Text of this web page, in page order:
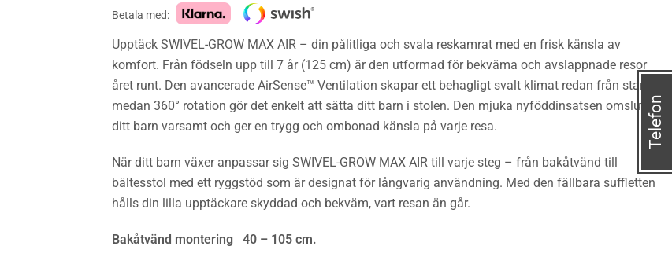
Betala med:
Upptäck SWIVEL-GROW MAX AIR – din pålitliga och svala reskamrat med en frisk känsla av
komfort. Från födseln upp till 7 år (125 cm) är den utformad för bekväma och avslappnade resor
året runt. Den avancerade AirSense™ Ventilation skapar ett behagligt svalt klimat redan från start,
medan 360° rotation gör det enkelt att sätta ditt barn i stolen. Den mjuka nyföddinsatsen omsluter
ditt barn varsamt och ger en trygg och ombonad känsla på varje resa.
När ditt barn växer anpassar sig SWIVEL-GROW MAX AIR till varje steg – från bakåtvänd till
bältesstol med ett ryggstöd som är designat för långvarig användning. Med den fällbara suffletten
hålls din lilla upptäckare skyddad och bekväm, vart resan än går.
Bakåtvänd montering 40 – 105 cm.
Telefon